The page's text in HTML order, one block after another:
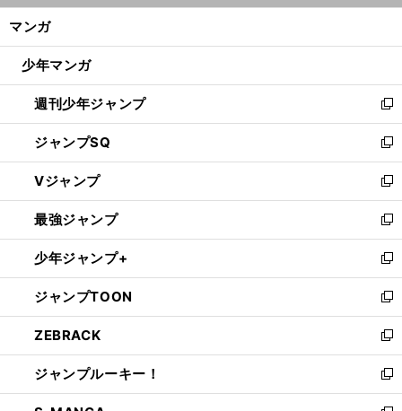
ン
ウ
開
く
マンガ
少年マンガ
週刊少年ジャンプ
新
し
い
ウ
ィ
ン
ド
ウ
で
開
く
ジャンプSQ
新
し
い
ウ
ィ
ン
ド
ウ
で
開
く
Vジャンプ
新
し
い
ウ
ィ
ン
ド
ウ
で
開
く
最強ジャンプ
新
し
い
ウ
ィ
ン
ド
ウ
で
開
少年ジャンプ+
新
し
い
ウ
ィ
ン
ド
ウ
ジャンプTOON
新
し
い
ウ
ィ
ン
ZEBRACK
新
し
い
ウ
ジャンプルーキー！
新
し